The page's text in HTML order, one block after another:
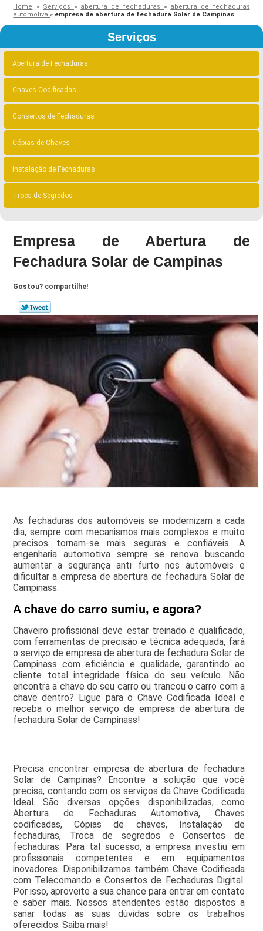
Home » Serviços» abertura de fechaduras » abertura de fechaduras
automotiva» empresa de abertura de fechadura Solar de Campinas
Serviços
Abertura de Fechaduras
Chaves Codificadas
Consertos de Fechaduras
Cópias de Chaves
Instalação de Fechaduras
Troca de Segredos
Empresa de Abertura de
Fechadura Solar de Campinas
Gostou? compartilhe!
As fechaduras dos automóveis se modernizam a cada
dia, sempre com mecanismos mais complexos e muito
precisos tornam-se mais seguras e confiáveis. A
engenharia automotiva sempre se renova buscando
aumentar a segurança anti furto nos automóveis e
dificultar a empresa de abertura de fechadura Solar de
Campinass.
A chave do carro sumiu, e agora?
Chaveiro profissional deve estar treinado e qualificado,
com ferramentas de precisão e técnica adequada, fará
o serviço de empresa de abertura de fechadura Solar de
Campinass com eficiência e qualidade, garantindo ao
cliente total integridade física do seu veículo. Não
encontra a chave do seu carro ou trancou o carro com a
chave dentro? Ligue para o Chave Codificada Ideal e
receba o melhor serviço de empresa de abertura de
fechadura Solar de Campinass!
Precisa encontrar empresa de abertura de fechadura
Solar de Campinas? Encontre a solução que você
precisa, contando com os serviços da Chave Codificada
Ideal. São diversas opções disponibilizadas, como
Abertura de Fechaduras Automotiva, Chaves
codificadas, Cópias de chaves, Instalação de
fechaduras, Troca de segredos e Consertos de
fechaduras. Para tal sucesso, a empresa investiu em
profissionais competentes e em equipamentos
inovadores. Disponibilizamos também Chave Codificada
com Telecomando e Consertos de Fechaduras Digital.
Por isso, aproveite a sua chance para entrar em contato
e saber mais. Nossos atendentes estão dispostos a
sanar todas as suas dúvidas sobre os trabalhos
oferecidos. Saiba mais!